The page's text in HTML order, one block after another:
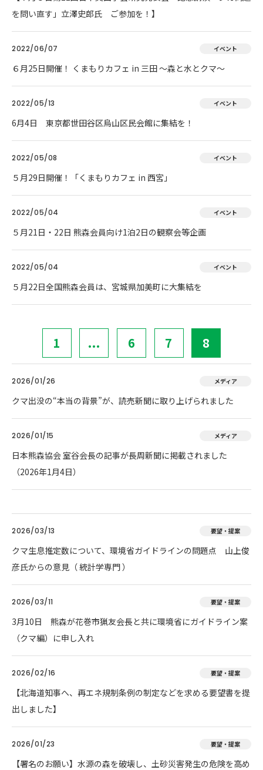
を問い直す」立澤史郎氏 ご参加を！】
2022/06/07 イベント
６月25日開催！ くまもりカフェ in 三田 ～森と水とクマ～
2022/05/13 イベント
6月4日 東京都世田谷区烏山区民会館に集結を！
2022/05/08 イベント
５月29日開催！「くまもりカフェ in 西宮」
2022/05/04 イベント
５月21日・22日 熊森会員向け1泊2日の観察会等企画
2022/05/04 イベント
５月22日全国熊森会員は、宮城県加美町に大集結を
1 ... 6 7 8
2026/01/26 メディア
クマ出没の“本当の背景”が、読売新聞に取り上げられました
2026/01/15 メディア
日本熊森協会 室谷会長の記事が長周新聞に掲載されました
（2026年1月4日）
2026/03/13 要望・提案
クマ生息推定数について、環境省ガイドラインの問題点 山上俊
彦氏からの意見（ 統計学専門 ）
2026/03/11 要望・提案
3月10日 熊森が花巻市猟友会長と共に環境省にガイドライン案
（クマ編）に申し入れ
2026/02/16 要望・提案
【北海道知事へ、再エネ規制条例の制定などを求める要望書を提
出しました】
2026/01/23 要望・提案
【署名のお願い】水源の森を破壊し、土砂災害発生の危険を高め